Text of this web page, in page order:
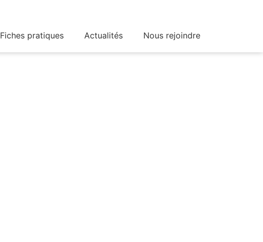
Fiches pratiques Actualités Nous rejoindre